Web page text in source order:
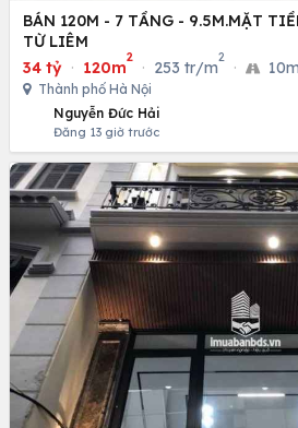
BÁN 120M - 7 TẦNG - 9.5M.MẶT
TỪ LIÊM
34 tỷ · 120m
2
· 253 tr/m
2
· 10m
Thành phố Hà Nội
Nguyễn Đức Hải
Đăng 13 giờ trước